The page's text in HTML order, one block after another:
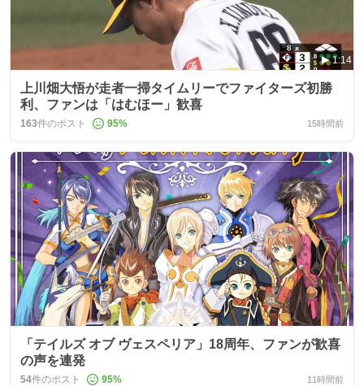
1:14
上川畑大悟が走者一掃タイムリーでファイターズ初勝
利、ファンは「はむほー」歓喜
163件のポスト 95% 15時間前
「テイルズ オブ ヴェスペリア」18周年、ファンが歓喜
の声を連発
54件のポスト 95% 11時間前